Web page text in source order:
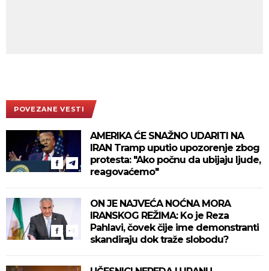
POVEZANE VESTI
AMERIKA ĆE SNAŽNO UDARITI NA
IRAN Tramp uputio upozorenje zbog
protesta: "Ako počnu da ubijaju ljude,
reagovaćemo"
ON JE NAJVEĆA NOĆNA MORA
IRANSKOG REŽIMA: Ko je Reza
Pahlavi, čovek čije ime demonstranti
skandiraju dok traže slobodu?